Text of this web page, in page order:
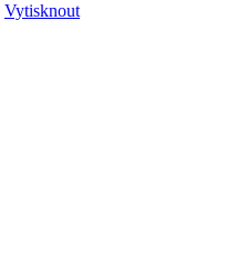
Vytisknout